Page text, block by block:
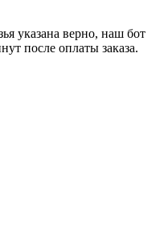
указана верно, наш бот
после оплаты заказа.